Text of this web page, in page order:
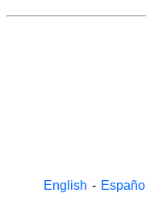
English - Español